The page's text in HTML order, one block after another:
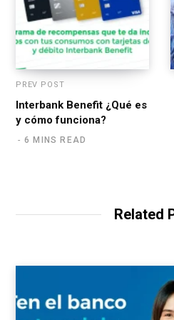
PREV POST
Interbank Benefit ¿Qué es
y cómo funciona?
6 MINS READ
Related